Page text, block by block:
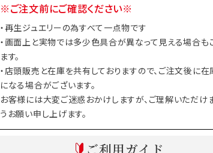
※ご注文前にご確認ください※
・再生ジュエリーの為すべて一点物です
・画面上と実物では多少色具合が異なって見える場合も
ます。
・店頭販売と在庫を共有しておりますので、ご注文後に
になる場合がございます。
お客様には大変ご迷惑おかけしますが、ご理解いただけ
うお願い申し上げます。